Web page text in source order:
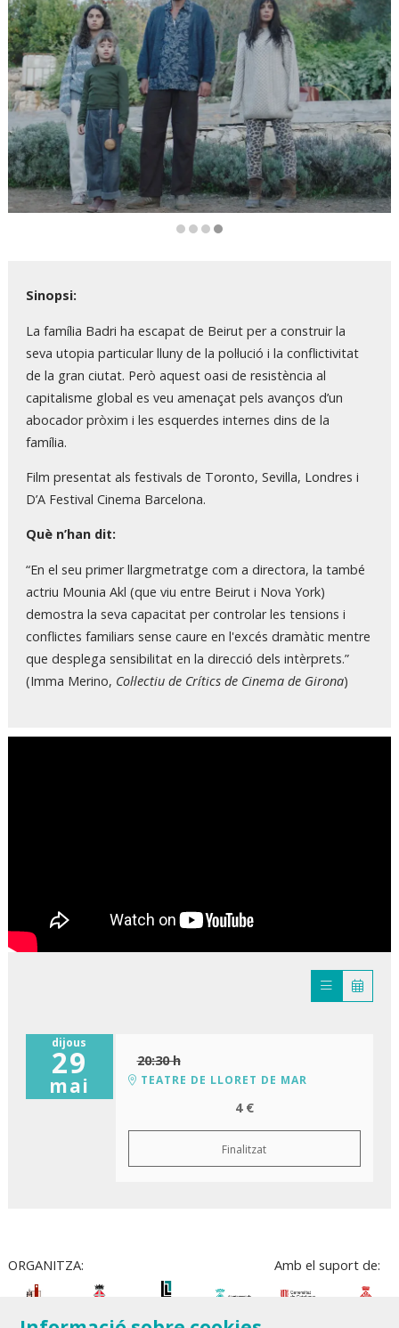
Sinopsi:
La família Badri ha escapat de Beirut per a construir la
seva utopia particular lluny de la pol·lució i la conflictivitat
de la gran ciutat. Però aquest oasi de resistència al
capitalisme global es veu amenaçat pels avanços d’un
abocador pròxim i les esquerdes internes dins de la
família.
Film presentat als festivals de Toronto, Sevilla, Londres i
D’A Festival Cinema Barcelona.
Què n’han dit:
“En el seu primer llargmetratge com a directora, la també
actriu Mounia Akl (que viu entre Beirut i Nova York)
demostra la seva capacitat per controlar les tensions i
conflictes familiars sense caure en l'excés dramàtic mentre
que desplega sensibilitat en la direcció dels intèrprets.”
(Imma Merino, Col·lectiu de Crítics de Cinema de Girona)
dijous
29
mai
20:30 h
TEATRE DE LLORET DE MAR
4 €
Finalitzat
ORGANITZA: Amb el suport de: